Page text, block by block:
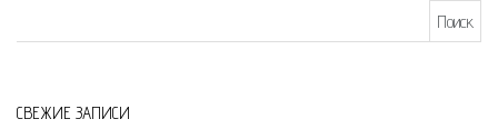
СВЕЖИЕ ЗАПИСИ